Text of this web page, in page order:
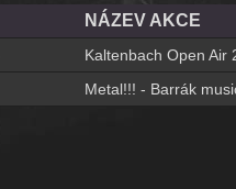
NÁZEV AKCE
Kaltenbach Open Air
Metal!!! - Barrák